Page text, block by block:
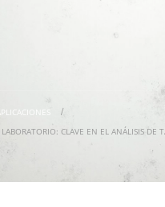
CLAVE EN EL ANÁLISIS DE